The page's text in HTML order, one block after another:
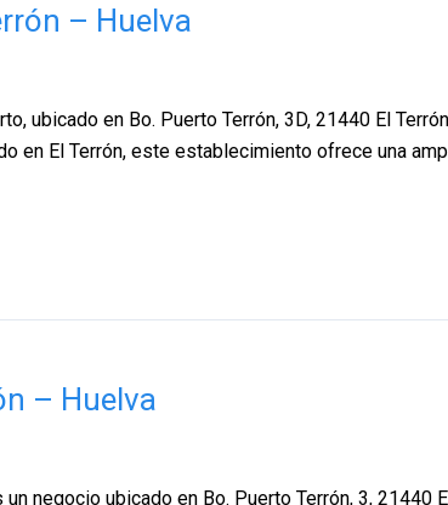
– Huelva
ubicado en Bo. Puerto Terrón, 3D, 21440 El
en El Terrón, este establecimiento ofrece una
– Huelva
un negocio ubicado en Bo. Puerto Terrón, 3,